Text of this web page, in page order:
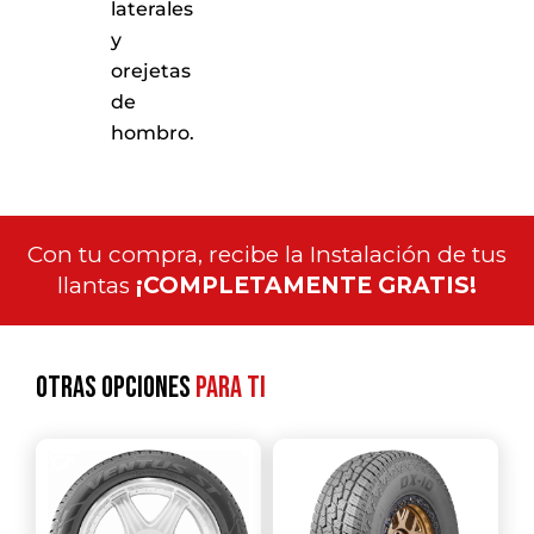
laterales
y
orejetas
de
hombro.
Con tu compra, recibe la Instalación de tus
llantas ¡COMPLETAMENTE GRATIS!
Otras opcionespara ti